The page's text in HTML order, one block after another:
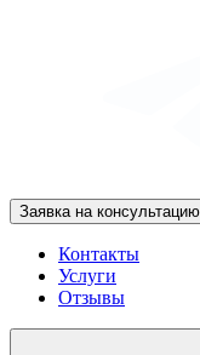
Заявка на консультацию
Контакты
Услуги
Отзывы